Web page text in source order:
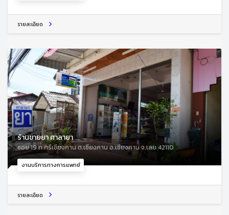
รายละเอียด
งานบริการทางการแพทย์
ร้านขายยา ศาลายา
ซอย 19 ถ.ศรีเชียงคาน ต.เชียงคาน อ.เชียงคาน จ.เลย 42110
รายละเอียด